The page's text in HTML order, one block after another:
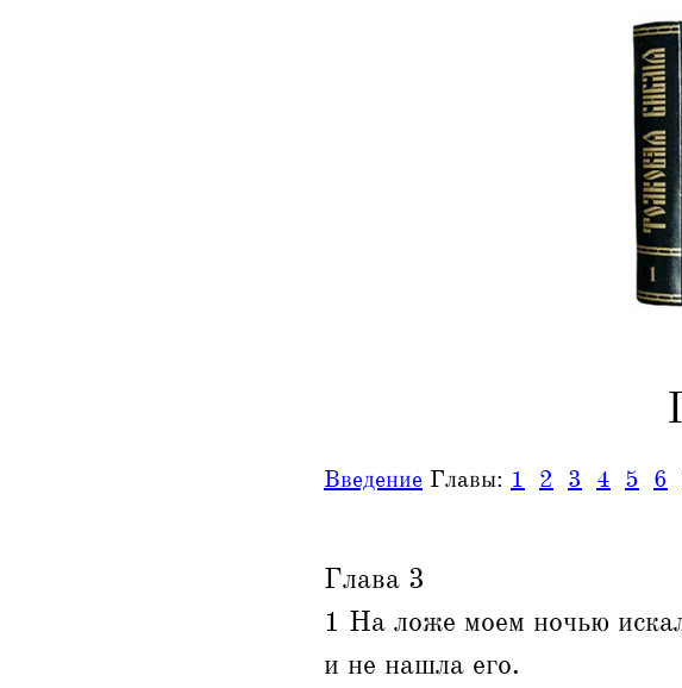
Введение Главы: 1 2 3 4 5 6
Глава 3
1 На ложе моем ночью
и не нашла его.